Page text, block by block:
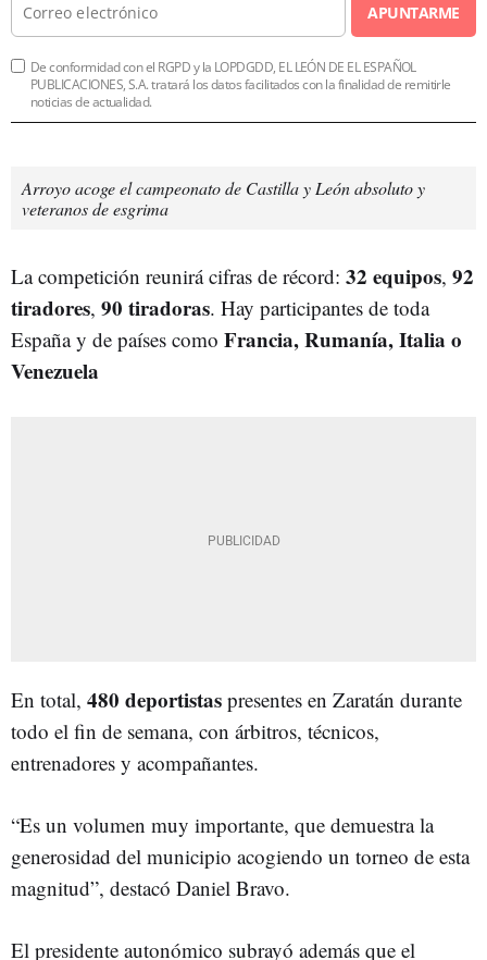
APUNTARME
De conformidad con el RGPD y la LOPDGDD, EL LEÓN DE EL ESPAÑOL
PUBLICACIONES, S.A. tratará los datos facilitados con la finalidad de remitirle
noticias de actualidad.
Arroyo acoge el campeonato de Castilla y León absoluto y
veteranos de esgrima
La competición reunirá cifras de récord: 32 equipos, 92
tiradores, 90 tiradoras. Hay participantes de toda
España y de países como Francia, Rumanía, Italia o
Venezuela
En total, 480 deportistas presentes en Zaratán durante
todo el fin de semana, con árbitros, técnicos,
entrenadores y acompañantes.
“Es un volumen muy importante, que demuestra la
generosidad del municipio acogiendo un torneo de esta
magnitud”, destacó Daniel Bravo.
El presidente autonómico subrayó además que el